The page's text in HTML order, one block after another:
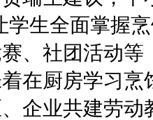
学生全面掌握
、社团活动
在厨房学习
企业共建劳动